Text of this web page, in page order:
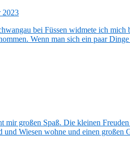
2023
bei Füssen widmete ich
Wenn man sich ein paar
großen Spaß. Die kleinen
Wiesen wohne und einen großen